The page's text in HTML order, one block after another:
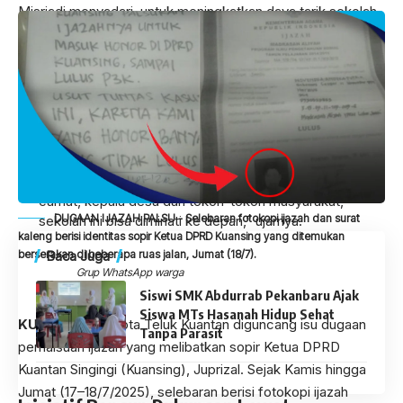
Misriadi menyadari, untuk meningkatkan daya tarik sekolah,
tidak cukup hanya dibebankan pada pihak sekolah
semata . Ia berharap dukungan dari Dinas Pendidikan,
pemerintah kecamatan, pemerintahan desa se-Pangean,
hingga tokoh masyarakat.
“Kalau saat ini, jumlah siswa kita tak sampai 50.
Untuk kelas 3, itu ada sekitar 12 orang. Untuk kelas
dua, ada sekitar 15 orang dan siswa baru sekarang
ada 8 orang. Mudah-mudahan dengan dukungan
camat, kepala desa dan tokoh-tokoh masyarakat,
sekolah ini bisa diminati ke depan,” ujarnya.
Baca Juga
Siswi SMK Abdurrab Pekanbaru Ajak
Siswa MTs Hasanah Hidup Sehat
Tanpa Parasit
DUGAAN IJAZAH PALSU - Selebaran fotokopi ijazah dan surat
kaleng berisi identitas sopir Ketua DPRD Kuansing yang ditemukan
berserakan di beberapa ruas jalan, Jumat (18/7).
Grup WhatsApp warga
KUANSING —Kota Teluk Kuantan diguncang isu dugaan
pemalsuan ijazahyang melibatkan sopir Ketua DPRD
Kuantan Singingi (Kuansing), Juprizal. Sejak Kamis hingga
Jumat (17–18/7/2025), selebaran berisi fotokopi ijazah